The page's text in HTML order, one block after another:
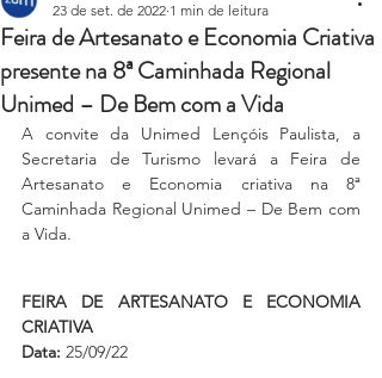
Feira de Artesanato e Economia Criativa
presente na 8ª Caminhada Regional
Unimed – De Bem com a Vida
23 de set. de 2022 1 min de leitura
A convite da Unimed Lençóis Paulista, a
Secretaria de Turismo levará a Feira de
Artesanato e Economia criativa na 8ª
Caminhada Regional Unimed – De Bem com
a Vida.
FEIRA DE ARTESANATO E ECONOMIA
CRIATIVA
Data: 25/09/22